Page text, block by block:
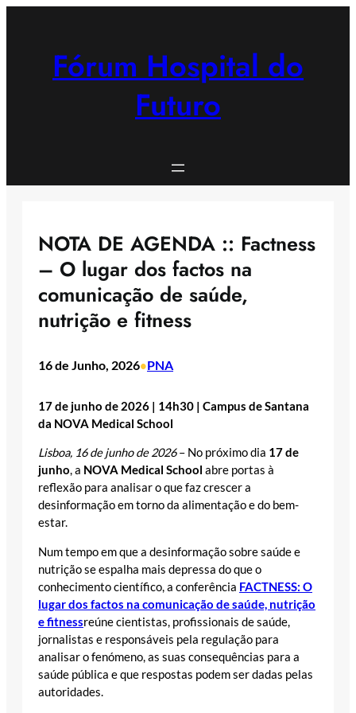
Fórum Hospital do
Futuro
NOTA DE AGENDA :: Factness
– O lugar dos factos na
comunicação de saúde,
nutrição e fitness
16 de Junho, 2026•PNA
17 de junho de 2026 | 14h30 | Campus de Santana
da NOVA Medical School
Lisboa, 16 de junho de 2026– No próximo dia 17 de
junho, a NOVA Medical School abre portas à
reflexão para analisar o que faz crescer a
desinformação em torno da alimentação e do bem-
estar.
Num tempo em que a desinformação sobre saúde e
nutrição se espalha mais depressa do que o
conhecimento científico, a conferência FACTNESS: O
lugar dos factos na comunicação de saúde, nutrição
e fitnessreúne cientistas, profissionais de saúde,
jornalistas e responsáveis pela regulação para
analisar o fenómeno, as suas consequências para a
saúde pública e que respostas podem ser dadas pelas
autoridades.